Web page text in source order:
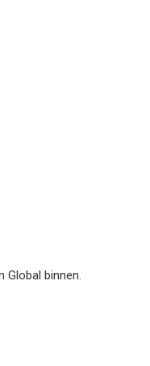
Global binnen.